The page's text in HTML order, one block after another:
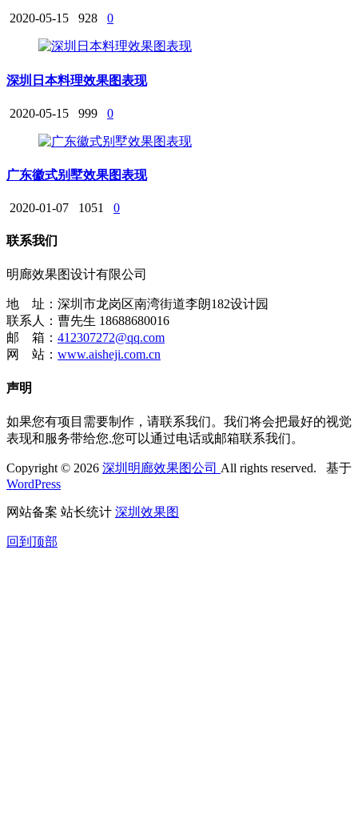
2020-05-15 928 0
深圳日本料理效果图表现
2020-05-15 999 0
广东徽式别墅效果图表现
2020-01-07 1051 0
联系我们
明廊效果图设计有限公司
地 址：深圳市龙岗区南湾街道李朗182设计园
联系人：曹先生 18688680016
邮 箱： 412307272@qq.com
网 站： www.aisheji.com.cn
声明
如果您有项目需要制作，请联系我们。我们将会把最好的视觉
表现和服务带给您.您可以通过电话或邮箱联系我们。
Copyright © 2026 深圳明廊效果图公司 All rights reserved. 基于
WordPress
网站备案 站长统计 深圳效果图
回到顶部